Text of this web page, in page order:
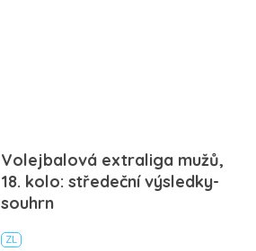
Volejbalová extraliga mužů,
18. kolo: středeční výsledky-
souhrn
ZL